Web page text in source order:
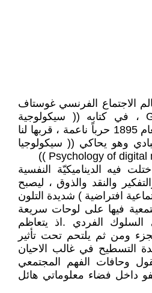
الاجتماع الفرنسي غوستاف
لوبون Gustave Le Bon ، في كتابه (( سيكولوجية
الجماهير )) الصادر في العام 1895 حرباً ناعمة ، قربها لنا
وهو يحاكي (( سيكولوجيا
فيه الديناميكيّة النفسية
والنقد والذوق ، ليصبح
افتراضية ) شديدة التلون
فيها على لوحات سريعة
السلوك الفردي .اذ يتعاظم
ومن ثم يلتحم تحت تأثير
التسطيح في غالب الاحيان
وحافات الفهم المجتمعي
داخل فضاء معلوماتي هائل